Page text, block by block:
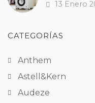
Fecha
13 Enero
CATEGORÍAS
Anthem
Astell&Kern
Audeze